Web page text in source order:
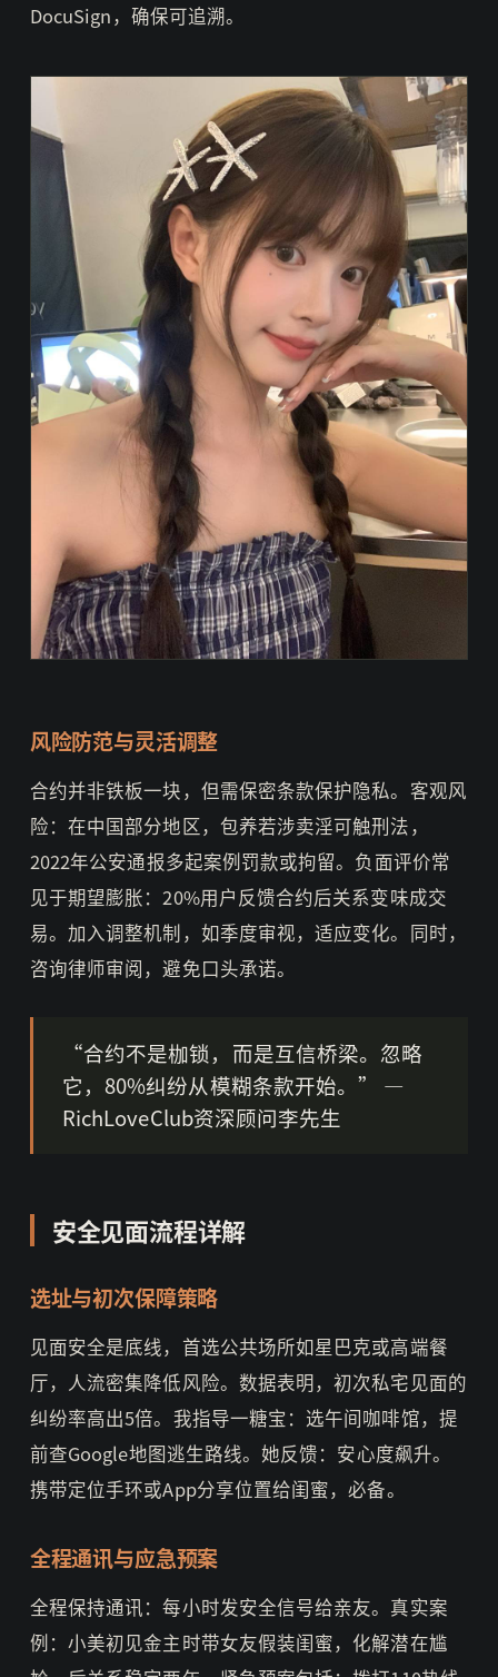
DocuSign，确保可追溯。
风险防范与灵活调整
合约并非铁板一块，但需保密条款保护隐私。客观风
险：在中国部分地区，包养若涉卖淫可触刑法，
2022年公安通报多起案例罚款或拘留。负面评价常
见于期望膨胀：20%用户反馈合约后关系变味成交
易。加入调整机制，如季度审视，适应变化。同时，
咨询律师审阅，避免口头承诺。
“合约不是枷锁，而是互信桥梁。忽略
它，80%纠纷从模糊条款开始。” —
RichLoveClub资深顾问李先生
安全见面流程详解
选址与初次保障策略
见面安全是底线，首选公共场所如星巴克或高端餐
厅，人流密集降低风险。数据表明，初次私宅见面的
纠纷率高出5倍。我指导一糖宝：选午间咖啡馆，提
前查Google地图逃生路线。她反馈：安心度飙升。
携带定位手环或App分享位置给闺蜜，必备。
全程通讯与应急预案
全程保持通讯：每小时发安全信号给亲友。真实案
例：小美初见金主时带女友假装闺蜜，化解潜在尴